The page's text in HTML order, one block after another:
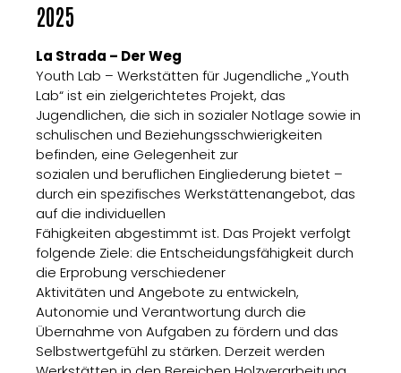
2025
La Strada – Der Weg
Youth Lab – Werkstätten für Jugendliche „Youth
Lab“ ist ein zielgerichtetes Projekt, das
Jugendlichen, die sich in sozialer Notlage sowie in
schulischen und Beziehungsschwierigkeiten
befinden, eine Gelegenheit zur
sozialen und beruflichen Eingliederung bietet –
durch ein spezifisches Werkstättenangebot, das
auf die individuellen
Fähigkeiten abgestimmt ist. Das Projekt verfolgt
folgende Ziele: die Entscheidungsfähigkeit durch
die Erprobung verschiedener
Aktivitäten und Angebote zu entwickeln,
Autonomie und Verantwortung durch die
Übernahme von Aufgaben zu fördern und das
Selbstwertgefühl zu stärken. Derzeit werden